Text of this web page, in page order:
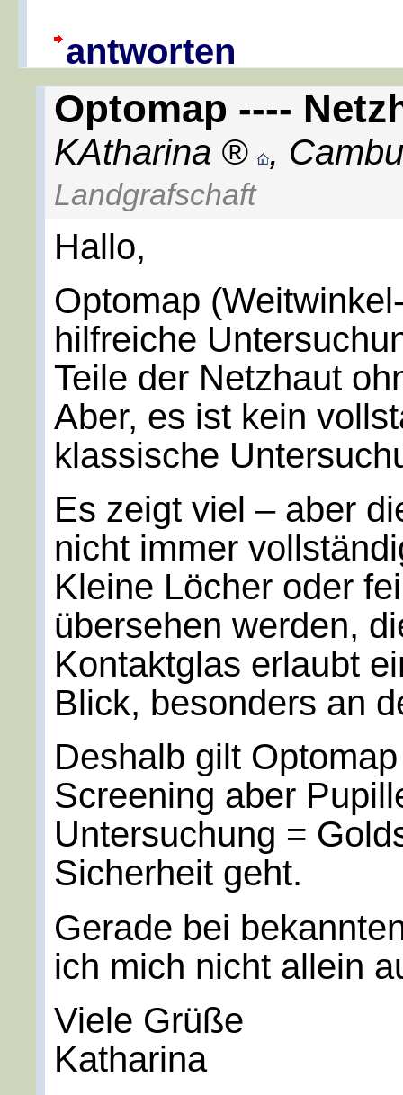
antworten
Optomap ----
KAtharina ,
Landgrafschaft
Hallo,
Optomap
hilfreiche
Teile der Netzhaut
Aber, es ist kein
klassische
Es zeigt viel – aber
nicht immer
Kleine Löcher oder
übersehen werden,
Kontaktglas erlaubt
Blick, besonders an
Deshalb gilt
Screening aber
Untersuchung =
Sicherheit geht.
Gerade bei
ich mich nicht allein
Viele Grüße
Katharina